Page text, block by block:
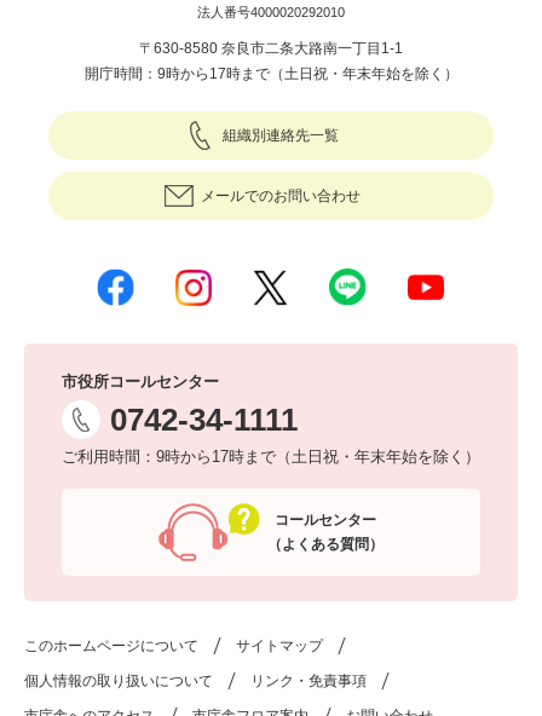
法人番号4000020292010
〒630-8580 奈良市二条大路南一丁目1-1
開庁時間：9時から17時まで（土日祝・年末年始を除く）
組織別連絡先一覧
メールでのお問い合わせ
市役所コールセンター
0742-34-1111
ご利用時間：9時から17時まで（土日祝・年末年始を除く）
コールセンター
（よくある質問）
このホームページについて サイトマップ
個人情報の取り扱いについて リンク・免責事項